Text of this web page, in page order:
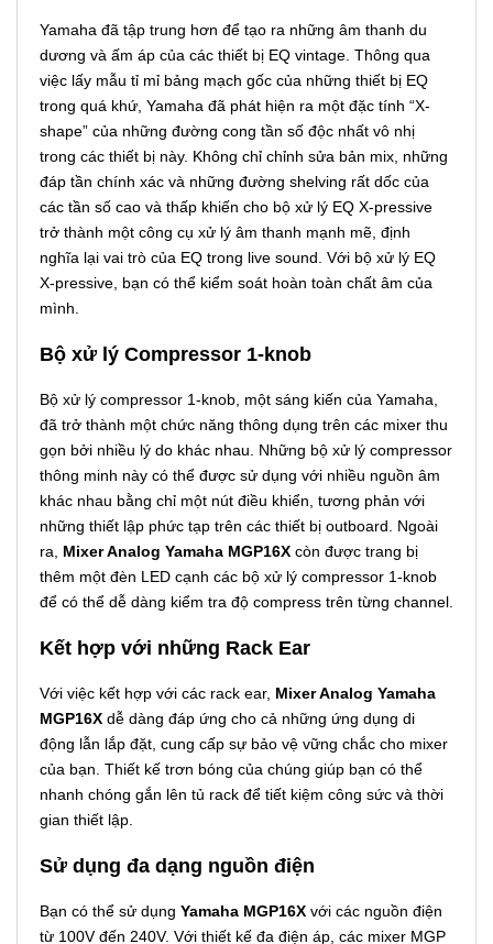
Yamaha đã tập trung hơn để tạo ra những âm thanh du
dương và ấm áp của các thiết bị EQ vintage. Thông qua
việc lấy mẫu tỉ mỉ bảng mạch gốc của những thiết bị EQ
trong quá khứ, Yamaha đã phát hiện ra một đặc tính “X-
shape” của những đường cong tần số độc nhất vô nhị
trong các thiết bị này. Không chỉ chỉnh sửa bản mix, những
đáp tần chính xác và những đường shelving rất dốc của
các tần số cao và thấp khiến cho bộ xử lý EQ X-pressive
trở thành một công cụ xử lý âm thanh mạnh mẽ, định
nghĩa lại vai trò của EQ trong live sound. Với bộ xử lý EQ
X-pressive, bạn có thể kiểm soát hoàn toàn chất âm của
mình.
Bộ xử lý Compressor 1-knob
Bộ xử lý compressor 1-knob, một sáng kiến của Yamaha,
đã trở thành một chức năng thông dụng trên các mixer thu
gọn bởi nhiều lý do khác nhau. Những bộ xử lý compressor
thông minh này có thể được sử dụng với nhiều nguồn âm
khác nhau bằng chỉ một nút điều khiển, tương phản với
những thiết lập phức tạp trên các thiết bị outboard. Ngoài
ra, Mixer Analog Yamaha MGP16X còn được trang bị
thêm một đèn LED cạnh các bộ xử lý compressor 1-knob
để có thể dễ dàng kiểm tra độ compress trên từng channel.
Kết hợp với những Rack Ear
Với việc kết hợp với các rack ear, Mixer Analog Yamaha
MGP16X dễ dàng đáp ứng cho cả những ứng dụng di
động lẫn lắp đặt, cung cấp sự bảo vệ vững chắc cho mixer
của bạn. Thiết kế trơn bóng của chúng giúp bạn có thể
nhanh chóng gắn lên tủ rack để tiết kiệm công sức và thời
gian thiết lập.
Sử dụng đa dạng nguồn điện
Bạn có thể sử dụng Yamaha MGP16X với các nguồn điện
từ 100V đến 240V. Với thiết kế đa điện áp, các mixer MGP